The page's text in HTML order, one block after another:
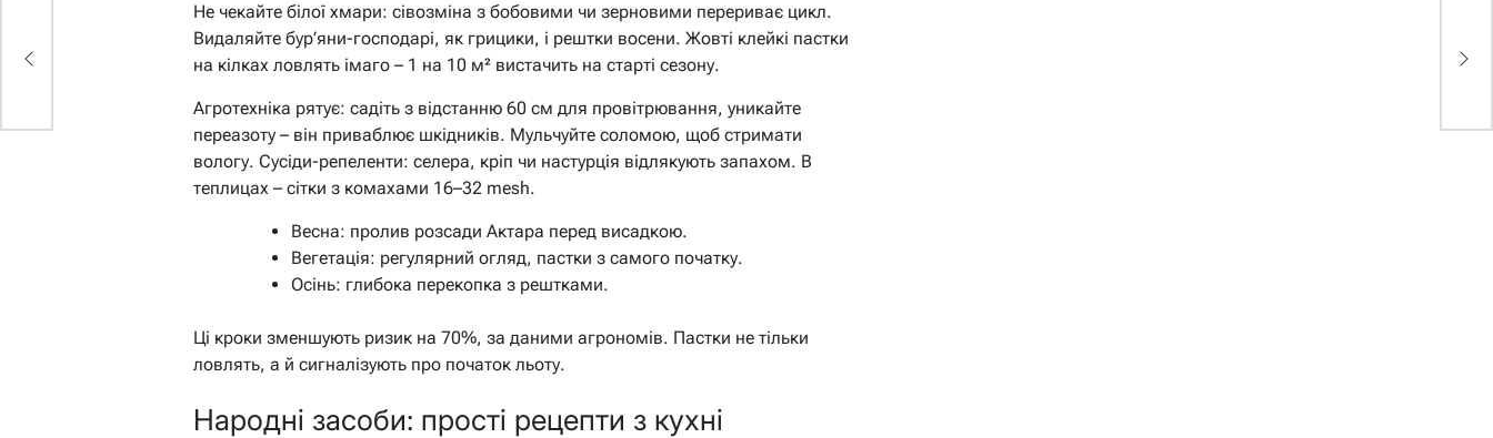
Не чекайте білої хмари: сівозміна з бобовими чи зерновими перериває цикл.
Видаляйте бур’яни-господарі, як грицики, і рештки восени. Жовті клейкі пастки
на кілках ловлять імаго – 1 на 10 м² вистачить на старті сезону.
Агротехніка рятує: садіть з відстанню 60 см для провітрювання, уникайте
переазоту – він приваблює шкідників. Мульчуйте соломою, щоб стримати
вологу. Сусіди-репеленти: селера, кріп чи настурція відлякують запахом. В
теплицах – сітки з комахами 16–32 mesh.
Весна: пролив розсади Актара перед висадкою.
Вегетація: регулярний огляд, пастки з самого початку.
Осінь: глибока перекопка з рештками.
Ці кроки зменшують ризик на 70%, за даними агрономів. Пастки не тільки
ловлять, а й сигналізують про початок льоту.
Народні засоби: прості рецепти з кухні